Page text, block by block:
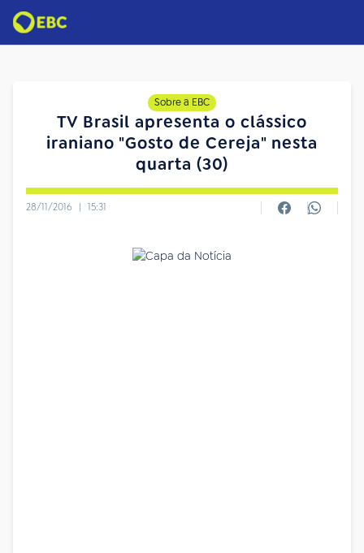
Sobre a EBC
TV Brasil apresenta o clássico
iraniano "Gosto de Cereja" nesta
quarta (30)
28/11/2016 | 15:31